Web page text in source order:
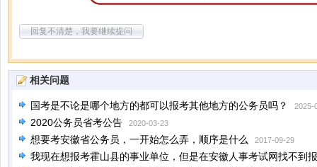
回复不清楚，我要继续提问
相关问题
国考是不论是哪个地方的都可以报考其他地方的公务员吗？ 2025-
2020公务员省考公告 2020-03-23
想要考安徽省公务员，一开始怎么弄，顺序是什么 2017-09-29
我现在想报考霍山县的事业单位，但是在安徽人事考试网找不到